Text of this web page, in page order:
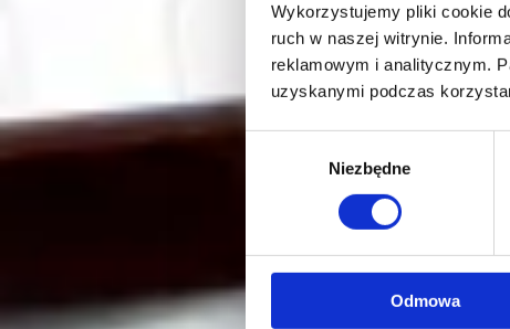
Wykorzystujemy pliki cookie
ruch w naszej witrynie.
reklamowym i analitycznym.
uzyskanymi podczas
Niezbędne
Odmowa